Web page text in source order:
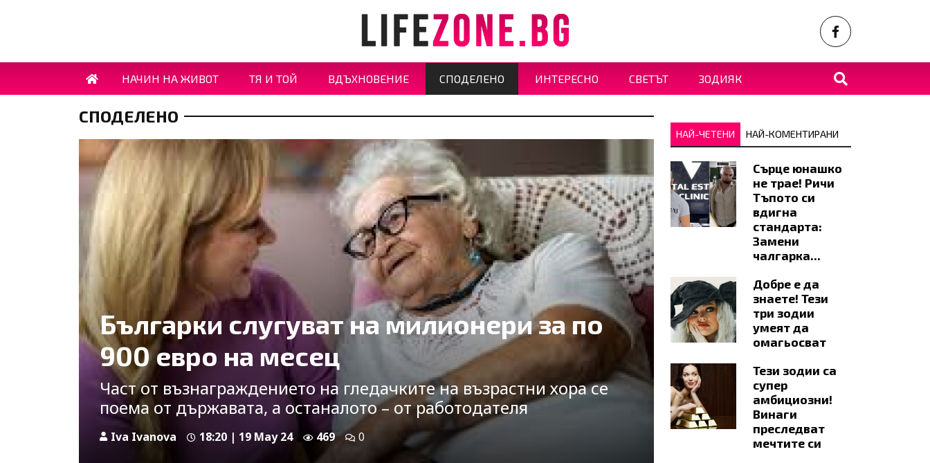
НАЧИН НА ЖИВОТ ТЯ И ТОЙ ВДЪХНОВЕНИЕ СПОДЕЛЕНО ИНТЕРЕСНО СВЕТЪТ ЗОДИЯК
СПОДЕЛЕНО
Българки слугуват на милионери за по
900 евро на месец
Част от възнаграждението на гледачките на възрастни хора се
поема от държавата, а останалото – от работодателя
Iva Ivanova 18:20 | 19 May 24 469 0
НАЙ-ЧЕТЕНИ НАЙ-КОМЕНТИРАНИ
Сърце юнашко
не трае! Ричи
Тъпото си
вдигна
стандарта:
Замени
чалгарка...
Добре е да
знаете! Тези
три зодии
умеят да
омагьосват
Тези зодии са
супер
амбициозни!
Винаги
преследват
мечтите си